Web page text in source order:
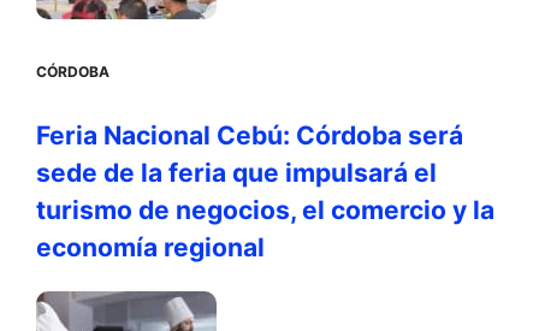
CÓRDOBA
Feria Nacional Cebú: Córdoba será
sede de la feria que impulsará el
turismo de negocios, el comercio y la
economía regional